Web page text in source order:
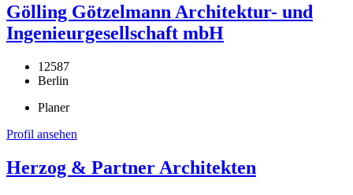
Gölling Götzelmann Architektur- und
Ingenieurgesellschaft mbH
12587
Berlin
Planer
Profil ansehen
Herzog & Partner Architekten